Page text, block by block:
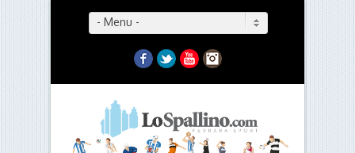
- Menu -
Facebook
TwitterYouTubeInstagram